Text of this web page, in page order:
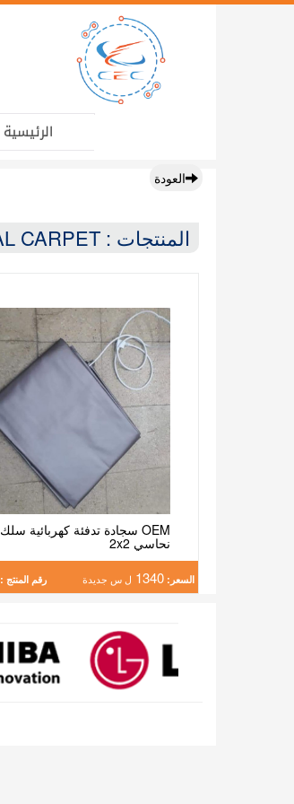
الرئيسية
العودة
المنتجات : ELECTRICAL CARPET
OEM سجادة تدفئة كهربائية سلك
نحاسي 2x2
السعر: 1340 ل س جديدة رقم المنتج :